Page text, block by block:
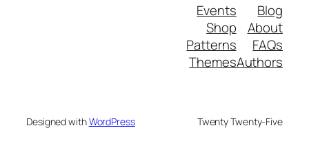
Blog
About
FAQs
Authors
Events
Shop
Patterns
Themes
Twenty Twenty-Five
Designed withWordPress